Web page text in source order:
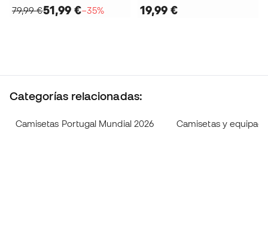
79,99 €51,99 €−35% 19,99 €
Categorías relacionadas:
Camisetas Portugal Mundial 2026 Camisetas y